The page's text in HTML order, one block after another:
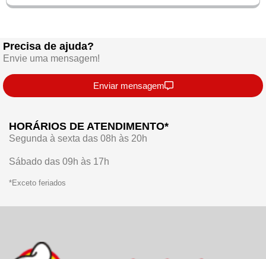
Precisa de ajuda?
Envie uma mensagem!
Enviar mensagem
HORÁRIOS DE ATENDIMENTO*
Segunda à sexta das 08h às 20h
Sábado das 09h às 17h
*Exceto feriados